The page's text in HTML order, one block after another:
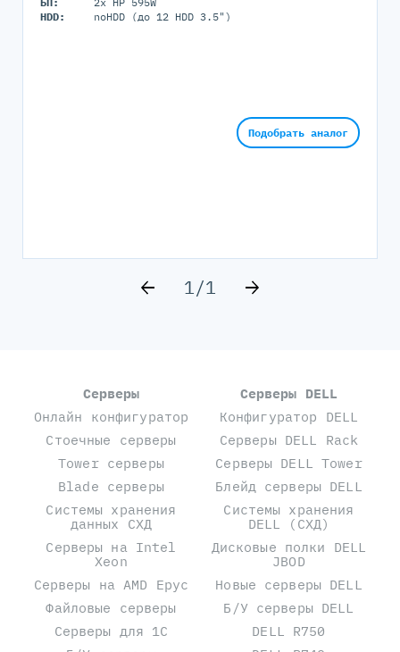
HDD:
noHDD (до 12 HDD 3.5")
Подобрать аналог
1/1
Серверы
Онлайн конфигуратор
Стоечные серверы
Tower серверы
Blade серверы
Системы хранения
данных СХД
Серверы на Intel
Xeon
Серверы на AMD Epyc
Файловые серверы
Серверы для 1С
Серверы DELL
Конфигуратор DELL
Серверы DELL Rack
Серверы DELL Tower
Блейд серверы DELL
Системы хранения
DELL (СХД)
Дисковые полки DELL
JBOD
Новые серверы DELL
Б/У серверы DELL
DELL R750